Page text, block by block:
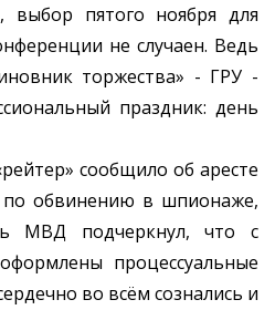
пятого ноября для
не случаен. Ведь
торжества» - ГРУ -
праздник: день
сообщило об аресте
по обвинению в шпионаже,
МВД подчеркнул, что с
процессуальные
во всём сознались и